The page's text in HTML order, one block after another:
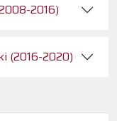
2016)
(2016-2020)